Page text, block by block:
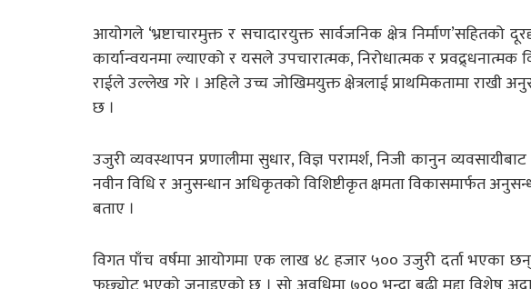
आयोगले ‘भ्रष्टाचारमुक्त र सचादारयुक्त सार्वजनिक क्षेत्र निर्माण’सहितको
कार्यान्वयनमा ल्याएको र यसले उपचारात्मक, निरोधात्मक र प्रवद्र्धनात्मक
राईले उल्लेख गरे । अहिले उच्च जोखिमयुक्त क्षेत्रलाई प्राथमिकतामा राखी
छ ।
उजुरी व्यवस्थापन प्रणालीमा सुधार, विज्ञ परामर्श, निजी कानुन
नवीन विधि र अनुसन्धान अधिकृतको विशिष्टीकृत क्षमता विकासमार्फत
बताए ।
विगत पाँच वर्षमा आयोगमा एक लाख ४८ हजार ५०० उजुरी दर्ता भएका